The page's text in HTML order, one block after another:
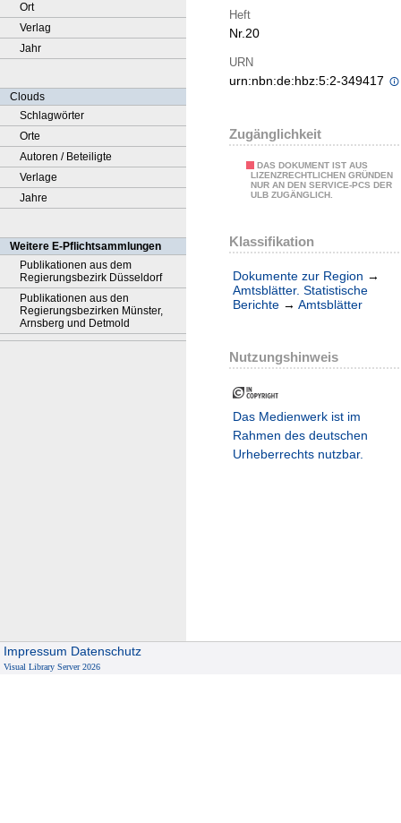
Ort
Verlag
Jahr
Clouds
Schlagwörter
Orte
Autoren / Beteiligte
Verlage
Jahre
Weitere E-Pflichtsammlungen
Publikationen aus dem
Regierungsbezirk Düsseldorf
Publikationen aus den
Regierungsbezirken Münster,
Arnsberg und Detmold
Heft
Nr.20
URN
urn:nbn:de:hbz:5:2-349417
Zugänglichkeit
DAS DOKUMENT IST AUS
LIZENZRECHTLICHEN GRÜNDEN
NUR AN DEN SERVICE-PCS DER
ULB ZUGÄNGLICH.
Klassifikation
Dokumente zur Region →
Amtsblätter. Statistische
Berichte → Amtsblätter
Nutzungshinweis
Das Medienwerk ist im
Rahmen des deutschen
Urheberrechts nutzbar.
Impressum Datenschutz
Visual Library Server 2026